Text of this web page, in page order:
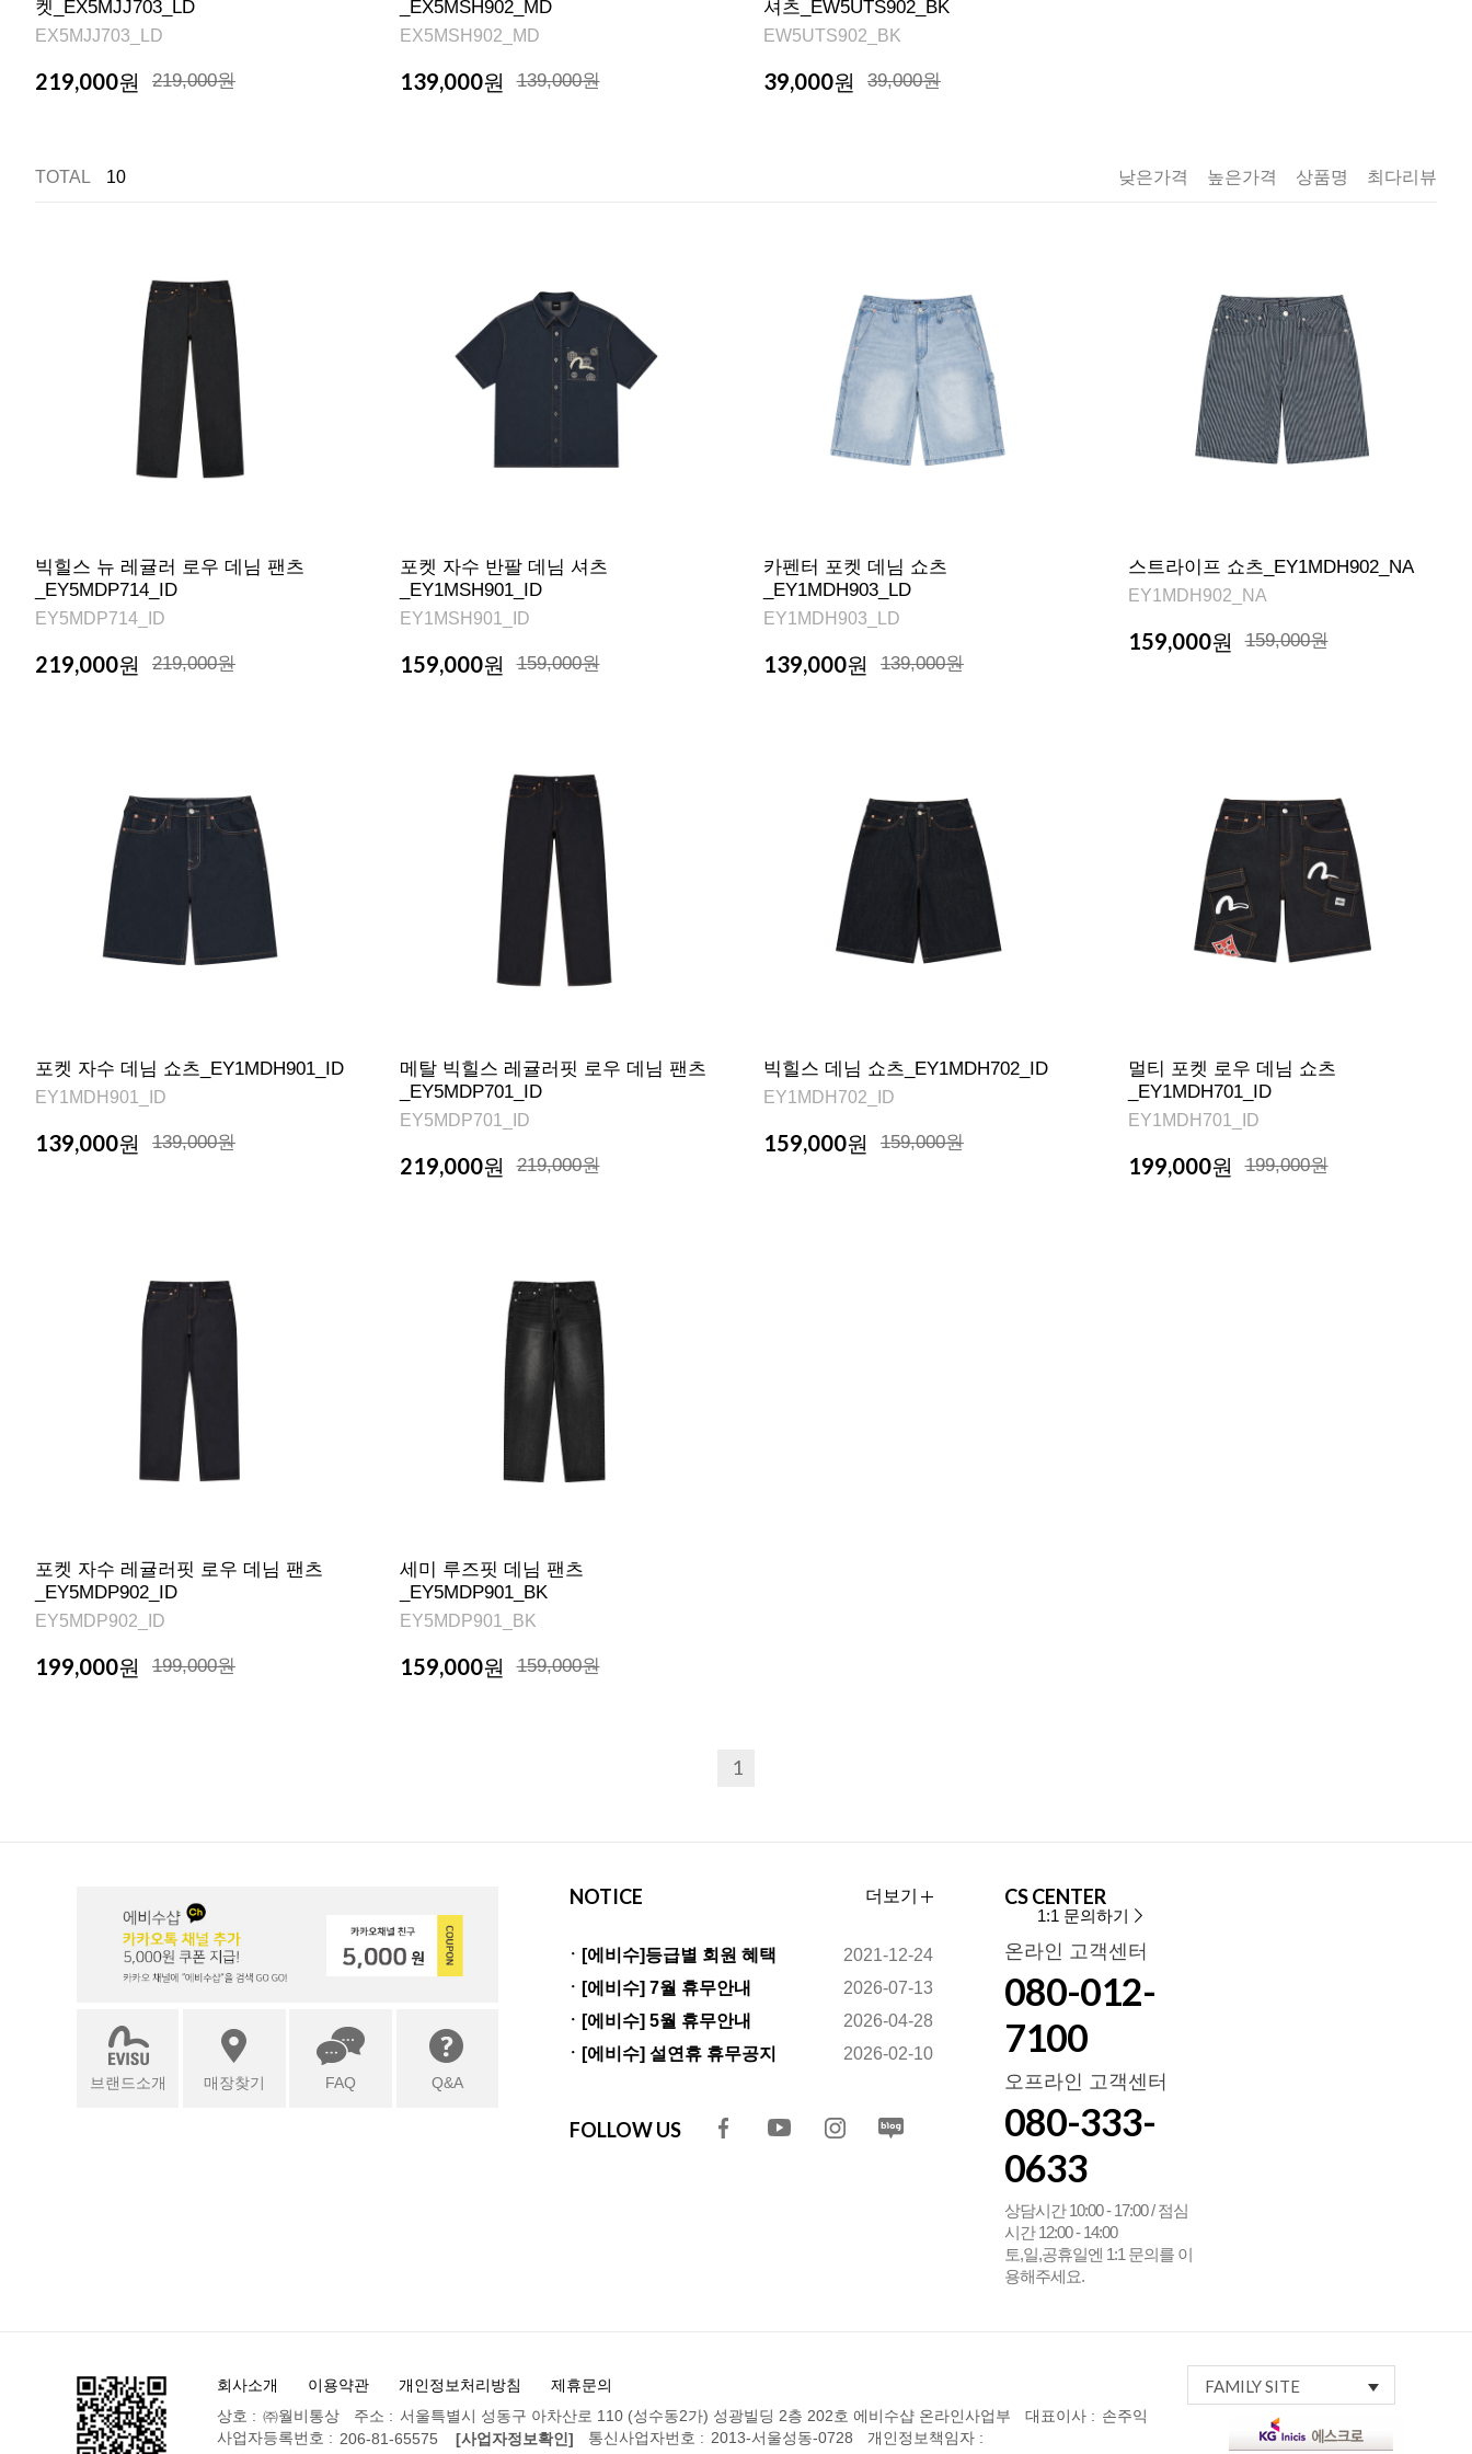
켓_EX5MJJ703_LD
EX5MJJ703_LD
219,000원 219,000원
_EX5MSH902_MD
EX5MSH902_MD
139,000원 139,000원
셔츠_EW5UTS902_BK
EW5UTS902_BK
39,000원 39,000원
TOTAL 10 낮은가격 높은가격 상품명 최다리뷰
빅힐스 뉴 레귤러 로우 데님 팬츠
_EY5MDP714_ID
EY5MDP714_ID
219,000원 219,000원
포켓 자수 반팔 데님 셔츠
_EY1MSH901_ID
EY1MSH901_ID
159,000원 159,000원
카펜터 포켓 데님 쇼츠
_EY1MDH903_LD
EY1MDH903_LD
139,000원 139,000원
스트라이프 쇼츠_EY1MDH902_NA
EY1MDH902_NA
159,000원 159,000원
포켓 자수 데님 쇼츠_EY1MDH901_ID
EY1MDH901_ID
139,000원 139,000원
메탈 빅힐스 레귤러핏 로우 데님 팬츠
_EY5MDP701_ID
EY5MDP701_ID
219,000원 219,000원
빅힐스 데님 쇼츠_EY1MDH702_ID
EY1MDH702_ID
159,000원 159,000원
멀티 포켓 로우 데님 쇼츠
_EY1MDH701_ID
EY1MDH701_ID
199,000원 199,000원
포켓 자수 레귤러핏 로우 데님 팬츠
_EY5MDP902_ID
EY5MDP902_ID
199,000원 199,000원
세미 루즈핏 데님 팬츠
_EY5MDP901_BK
EY5MDP901_BK
159,000원 159,000원
1
브랜드소개 매장찾기 FAQ Q&A
NOTICE 더보기
ㆍ[에비수]등급별 회원 혜택
변경안내
2021-12-24
ㆍ[에비수] 7월 휴무안내
2026-07-13
ㆍ[에비수] 5월 휴무안내
2026-04-28
ㆍ[에비수] 설연휴 휴무공지
2026-02-10
FOLLOW US
CS CENTER
1:1 문의하기
온라인 고객센터
080-012-
7100
오프라인 고객센터
080-333-
0633
상담시간 10:00 - 17:00 / 점심
시간 12:00 - 14:00
토,일,공휴일엔 1:1 문의를 이
용해주세요.
회사소개 이용약관 개인정보처리방침 제휴문의 FAMILY SITE
상호 : ㈜월비통상 주소 : 서울특별시 성동구 아차산로 110 (성수동2가) 성광빌딩 2층 202호 에비수샵 온라인사업부 대표이사 : 손주익
사업자등록번호 : 206-81-65575 [사업자정보확인] 통신사업자번호 : 2013-서울성동-0728
개인정보책임자 :